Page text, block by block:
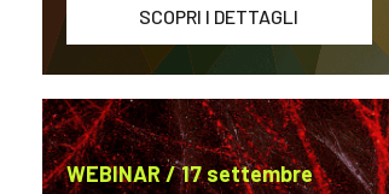
SCOPRI I DETTAGLI
WEBINAR / 17 settembre